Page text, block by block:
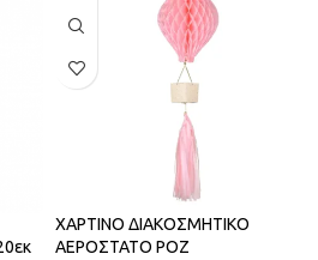
ΧΑΡΤΙΝΟ ΔΙΑΚΟΣΜΗΤΙΚΟ
ΑΕΡΟΣΤΑΤΟ ΡΟΖ